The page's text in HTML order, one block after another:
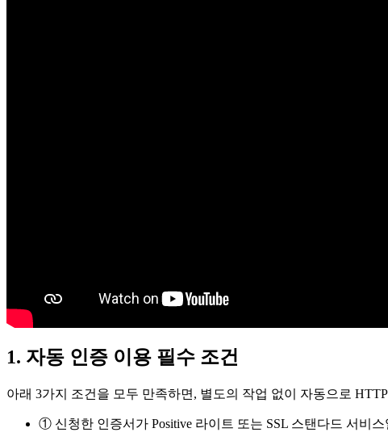
1. 자동 인증 이용 필수 조건
아래 3가지 조건을 모두 만족하면, 별도의 작업 없이 자동으로
① 신청한 인증서가 Positive 라이트 또는 SSL 스탠다드 서비스